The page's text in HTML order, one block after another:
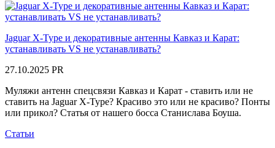
Jaguar X-Type и декоративные антенны Кавказ и Карат:
устанавливать VS не устанавливать?
27.10.2025 PR
Муляжи антенн спецсвязи Кавказ и Карат - ставить или не
ставить на Jaguar X-Type? Красиво это или не красиво? Понты
или прикол? Статья от нашего босса Станислава Боуша.
Статьи